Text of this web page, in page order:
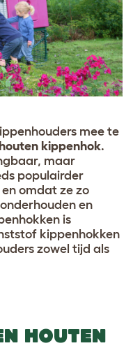
mee te
kippenhok.
maar
populairder
omdat ze zo
en
is
kippenhokken
zowel tijd als
HOUTEN